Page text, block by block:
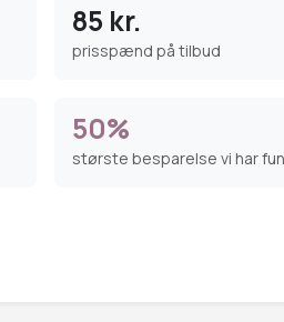
85 kr.
prisspænd på tilbud
50%
største besparelse vi har